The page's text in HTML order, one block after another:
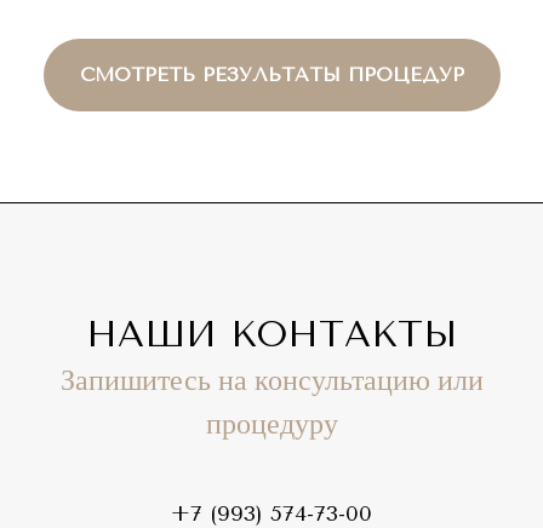
СМОТРЕТЬ РЕЗУЛЬТАТЫ ПРОЦЕДУР
НАШИ КОНТАКТЫ
Запишитесь на консультацию или
процедуру
+7 (993) 574-73-00